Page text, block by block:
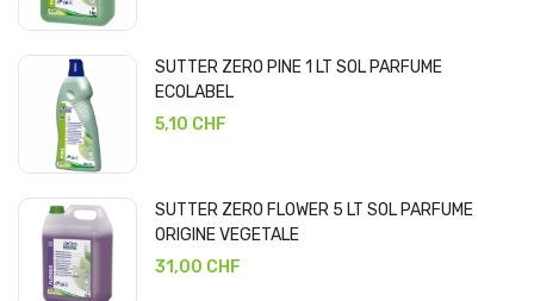
SUTTER ZERO PINE 1 LT SOL PARFUME
ECOLABEL
5,10 CHF
SUTTER ZERO FLOWER 5 LT SOL PARFUME
ORIGINE VEGETALE
31,00 CHF